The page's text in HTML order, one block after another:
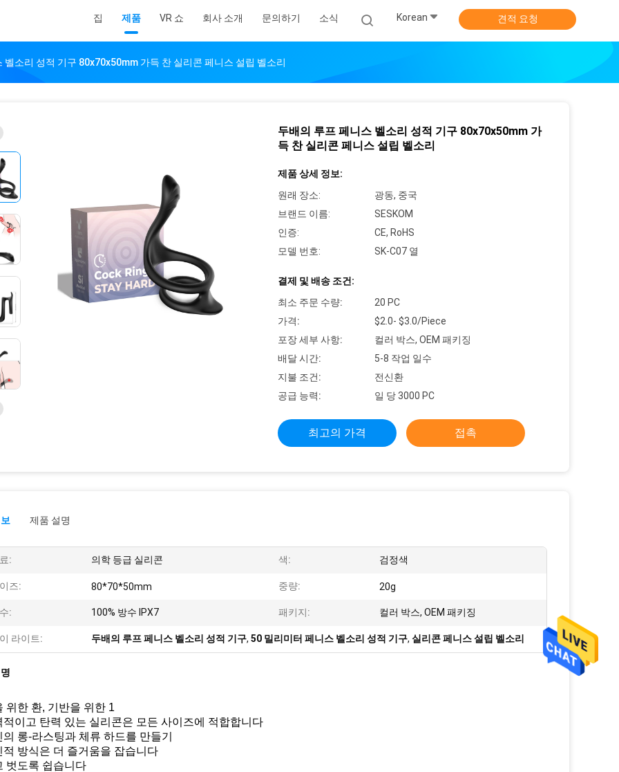
집 제품 VR 쇼 회사 소개 문의하기 소식 Korean 견적 요청
벨소리 성적 기구 80x70x50mm 가득 찬 실리콘 페니스 설립 벨소리
두배의 루프 페니스 벨소리 성적 기구 80x70x50mm 가
득 찬 실리콘 페니스 설립 벨소리
제품 상세 정보:
원래 장소:
광동, 중국
브랜드 이름:
SESKOM
인증:
CE, RoHS
모델 번호:
SK-C07 열
결제 및 배송 조건:
최소 주문 수량:
20 PC
가격:
$2.0- $3.0/Piece
포장 세부 사항:
컬러 박스, OEM 패키징
배달 시간:
5-8 작업 일수
지불 조건:
전신환
공급 능력:
일 당 3000 PC
최고의 가격 접촉
제품 설명
: 의학 등급 실리콘 색: 검정색
즈: 80*70*50mm 중량: 20g
: 100% 방수 IPX7 패키지: 컬러 박스, OEM 패키징
라이트: 두배의 루프 페니스 벨소리 성적 기구, 50 밀리미터 페니스 벨소리 성적 기구, 실리콘 페니스 설립 벨소리
위한 환, 기반을 위한 1
적이고 탄력 있는 실리콘은 모든 사이즈에 적합합니다
의 롱-라스팅과 체류 하드를 만들기
적 방식은 더 즐거움을 잡습니다
벗도록 쉽습니다